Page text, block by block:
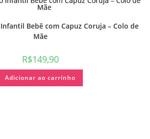
Bebê com Capuz Coruja – Colo de
Mãe
R$149,90
Adicionar ao carrinho